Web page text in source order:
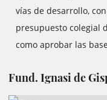
vías de desarrollo,
presupuesto colegial
como aprobar las
Fund. Ignasi de